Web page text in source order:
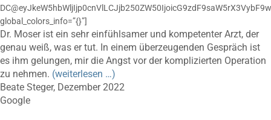
global_colors_info=”{}”]
Dr. Moser ist ein sehr einfühlsamer und kompetenter Arzt, der
genau weiß, was er tut. In einem überzeugenden Gespräch ist
es ihm gelungen, mir die Angst vor der komplizierten Operation
zu nehmen. (weiterlesen …)
Beate Steger, Dezember 2022
Google